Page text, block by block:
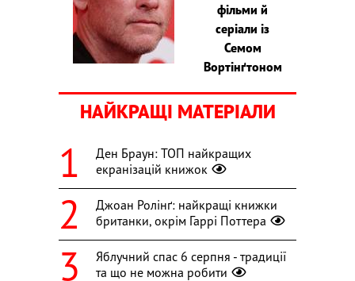
фільми й
серіали із
Семом
Вортінґтоном
НАЙКРАЩІ МАТЕРІАЛИ
Ден Браун: ТОП найкращих
екранізацій книжок
Джоан Ролінґ: найкращі книжки
британки, окрім Гаррі Поттера
Яблучний спас 6 серпня - традиції
та що не можна робити